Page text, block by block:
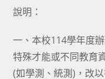
說明：
一、本校114學年度
特殊才能或不同教育
(如學測、統測)，改